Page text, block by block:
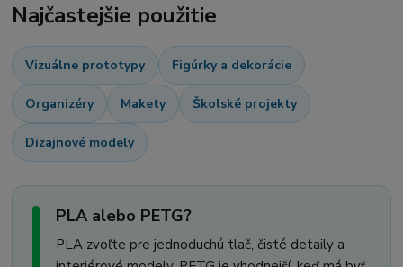
Najčastejšie použitie
Vizuálne prototypy Figúrky a dekorácie
Organizéry Makety Školské projekty
Dizajnové modely
PLA alebo PETG?
PLA zvoľte pre jednoduchú tlač, čisté detaily a